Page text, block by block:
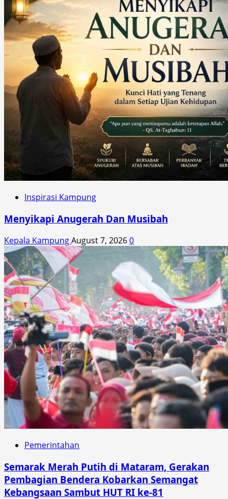
Inspirasi Kampung
Menyikapi Anugerah Dan Musibah
Kepala KampungAugust 7, 20260
Pemerintahan
Semarak Merah Putih di Mataram, Gerakan
Pembagian Bendera Kobarkan Semangat
Kebangsaan Sambut HUT RI ke-81